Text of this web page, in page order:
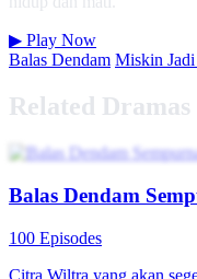
▶ Play Now
Balas Dendam Miskin
Related Dramas
Balas Dendam
100 Episodes
Citra Wiltra yang akan